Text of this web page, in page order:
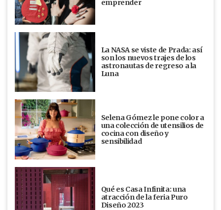
emprender
La NASA se viste de Prada: así
son los nuevos trajes de los
astronautas de regreso a la
Luna
Selena Gómez le pone color a
una colección de utensilios de
cocina con diseño y
sensibilidad
Qué es Casa Infinita: una
atracción de la feria Puro
Diseño 2023